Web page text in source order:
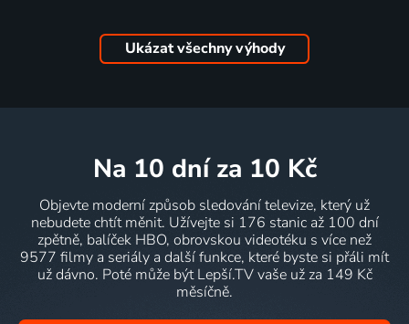
Ukázat všechny výhody
na 10 dní za 10 Kč
Objevte moderní způsob sledování televize, který už
nebudete chtít měnit. Užívejte si 176 stanic až 100 dní
zpětně, balíček HBO, obrovskou videotéku s více než
9577 filmy a seriály a další funkce, které byste si přáli mít
už dávno. Poté může být Lepší.TV vaše už za 149 Kč
měsíčně.